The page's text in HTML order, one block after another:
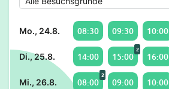
Mo., 24.8. 08:30 09:30 10:00
Di., 25.8. 14:00 15:00
2
16:00
Mi., 26.8. 08:00
2
09:00 10:00